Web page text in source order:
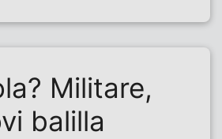
Militare,
balilla